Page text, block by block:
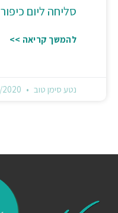
סליחה ליום כיפור
להמשך קריאה >>
נטע סימן טוב